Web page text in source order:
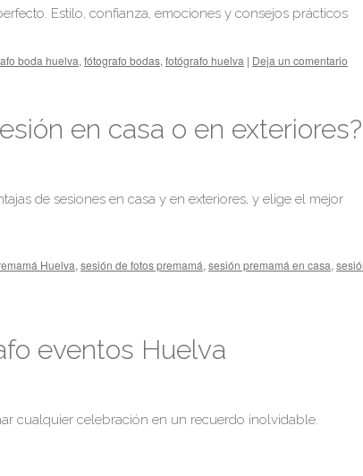
Estilo, confianza, emociones y consejos prácticos
boda huelva, fótografo bodas, fotógrafo huelva | Deja un comentario
en casa o en exteriores?
de sesiones en casa y en exteriores, y elige el mejor
Huelva, sesión de fotos premamá, sesión premamá en casa,
eventos Huelva
cualquier celebración en un recuerdo inolvidable.